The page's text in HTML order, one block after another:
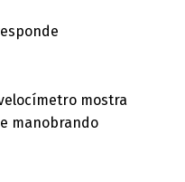
mostra
manobrando